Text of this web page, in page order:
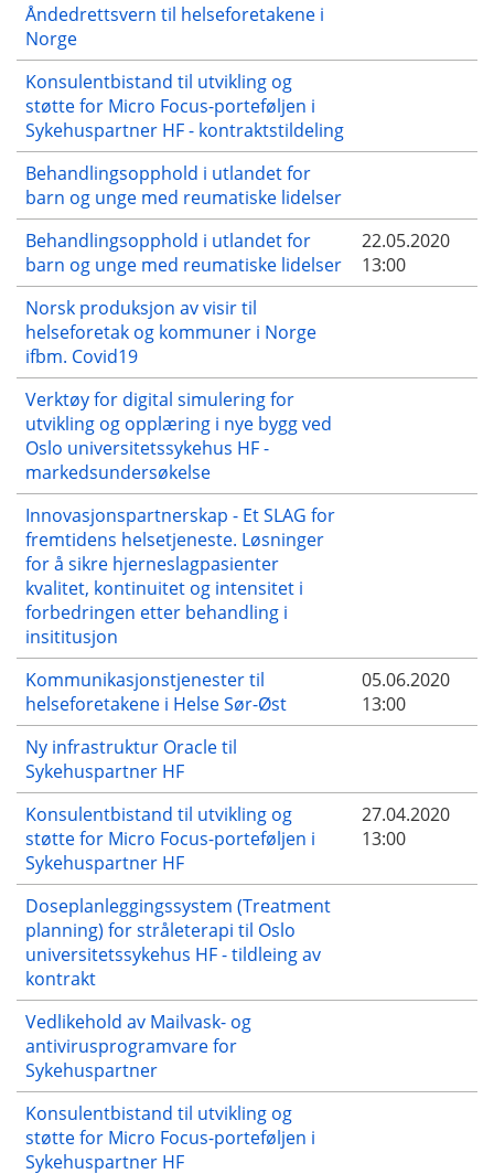
Åndedrettsvern til helseforetakene i
Norge
Konsulentbistand til utvikling og
støtte for Micro Focus-porteføljen i
Sykehuspartner HF - kontraktstildeling
Behandlingsopphold i utlandet for
barn og unge med reumatiske lidelser
Behandlingsopphold i utlandet for
barn og unge med reumatiske lidelser
22.05.2020
13:00
Norsk produksjon av visir til
helseforetak og kommuner i Norge
ifbm. Covid19
Verktøy for digital simulering for
utvikling og opplæring i nye bygg ved
Oslo universitetssykehus HF -
markedsundersøkelse
Innovasjonspartnerskap - Et SLAG for
fremtidens helsetjeneste. Løsninger
for å sikre hjerneslagpasienter
kvalitet, kontinuitet og intensitet i
forbedringen etter behandling i
insititusjon
Kommunikasjonstjenester til
helseforetakene i Helse Sør-Øst
05.06.2020
13:00
Ny infrastruktur Oracle til
Sykehuspartner HF
Konsulentbistand til utvikling og
støtte for Micro Focus-porteføljen i
Sykehuspartner HF
27.04.2020
13:00
Doseplanleggingssystem (Treatment
planning) for stråleterapi til Oslo
universitetssykehus HF - tildleing av
kontrakt
Vedlikehold av Mailvask- og
antivirusprogramvare for
Sykehuspartner
Konsulentbistand til utvikling og
støtte for Micro Focus-porteføljen i
Sykehuspartner HF